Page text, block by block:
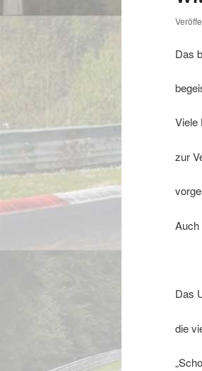
Das
Viele
zur
Auch
Das
die